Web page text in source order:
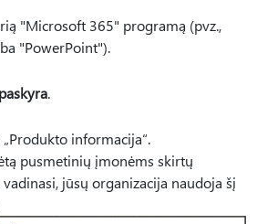
"Microsoft 365" programą (pvz.,
"PowerPoint").
paskyra.
informacija“.
pusmetinių įmonėms skirtų
jūsų organizacija naudoja šį